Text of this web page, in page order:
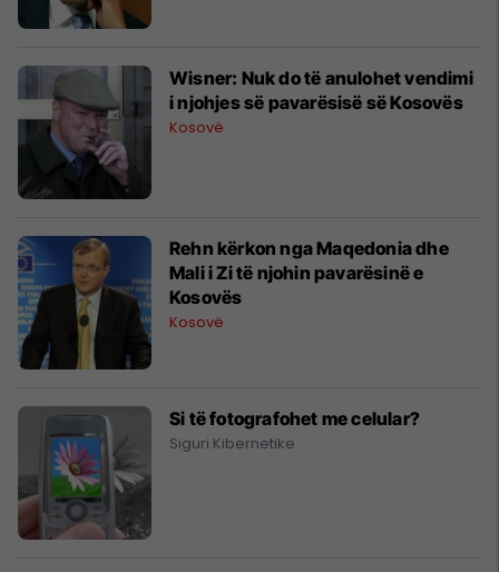
Wisner: Nuk do të anulohet vendimi
i njohjes së pavarësisë së Kosovës
Kosovë
Rehn kërkon nga Maqedonia dhe
Mali i Zi të njohin pavarësinë e
Kosovës
Kosovë
Si të fotografohet me celular?
Siguri Kibernetike